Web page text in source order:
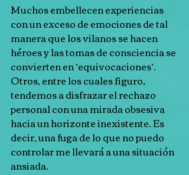
Muchos embellecen experiencias
con un exceso de emociones de tal
manera que los vilanos se hacen
héroes y las tomas de consciencia se
convierten en ‘equivocaciones’.
Otros, entre los cuales figuro,
tendemos a disfrazar el rechazo
personal con una mirada obsesiva
hacia un horizonte inexistente. Es
decir, una fuga de lo que no puedo
controlar me llevará a una situación
ansiada.